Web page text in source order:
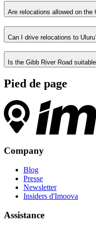
Are relocations allowed on the
Can I drive relocations to
Is the Gibb River Road
Pied de page
Company
Blog
Presse
Newsletter
Insiders d'Imoova
Assistance